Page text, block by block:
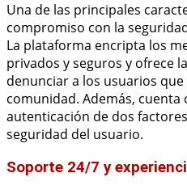
Una de las principales
compromiso con la
La plataforma encripta los
privados y seguros y ofrece
denunciar a los usuarios
comunidad. Además,
autenticación de dos
seguridad del usuario.
Soporte 24/7 y